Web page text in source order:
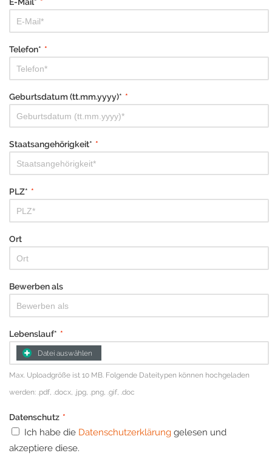
Telefon* *
Geburtsdatum (tt.mm.yyyy)* *
Staatsangehörigkeit* *
PLZ* *
Ort
Bewerben als
Lebenslauf* *
Datei auswählen
Max. Uploadgröße ist 10 MB. Folgende Dateitypen können hochgeladen
werden: .pdf, .docx, .jpg, .png, .gif, .doc
Datenschutz *
Ich habe die Datenschutzerklärung gelesen und
akzeptiere diese.